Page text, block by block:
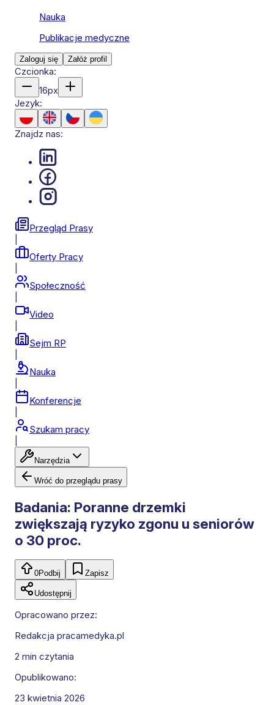
Nauka
Publikacje medyczne
Zaloguj się Załóż profil
Czcionka:
16px
Jezyk:
Znajdz nas:
Przegląd Prasy
Oferty Pracy
Społeczność
Video
Sejm RP
Nauka
Konferencje
Szukam pracy
Narzędzia
Wróć do przeglądu prasy
Badania: Poranne drzemki
zwiększają ryzyko zgonu u seniorów
o 30 proc.
0Podbij Zapisz
Udostępnij
Opracowano przez:
Redakcja pracamedyka.pl
2 min czytania
Opublikowano:
23 kwietnia 2026